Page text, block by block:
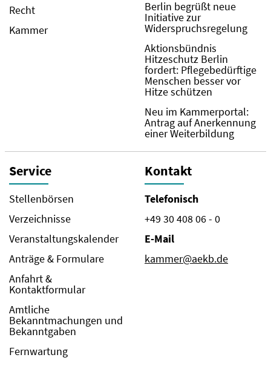
Recht
Kammer
Berlin begrüßt neue
Initiative zur
Widerspruchsregelung
Aktionsbündnis
Hitzeschutz Berlin
fordert: Pflegebedürftige
Menschen besser vor
Hitze schützen
Neu im Kammerportal:
Antrag auf Anerkennung
einer Weiterbildung
Service
Stellenbörsen
Verzeichnisse
Veranstaltungskalender
Anträge & Formulare
Anfahrt &
Kontaktformular
Amtliche
Bekanntmachungen und
Bekanntgaben
Fernwartung
Kontakt
Telefonisch
+49 30 408 06 - 0
E-Mail
kammer@aekb.de